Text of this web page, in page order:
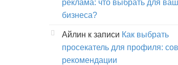
реклама: что выбрать для
бизнеса?
Айлин к записи Как выбрать
просекатель для профиля:
рекомендации